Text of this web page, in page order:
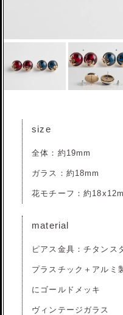
size
全体：約19mm
ガラス：約18mm
花モチーフ：約
material
ピアス金具：チタン
プラスチック＋アルミ
にゴールドメッキ
ヴィンテージガラス